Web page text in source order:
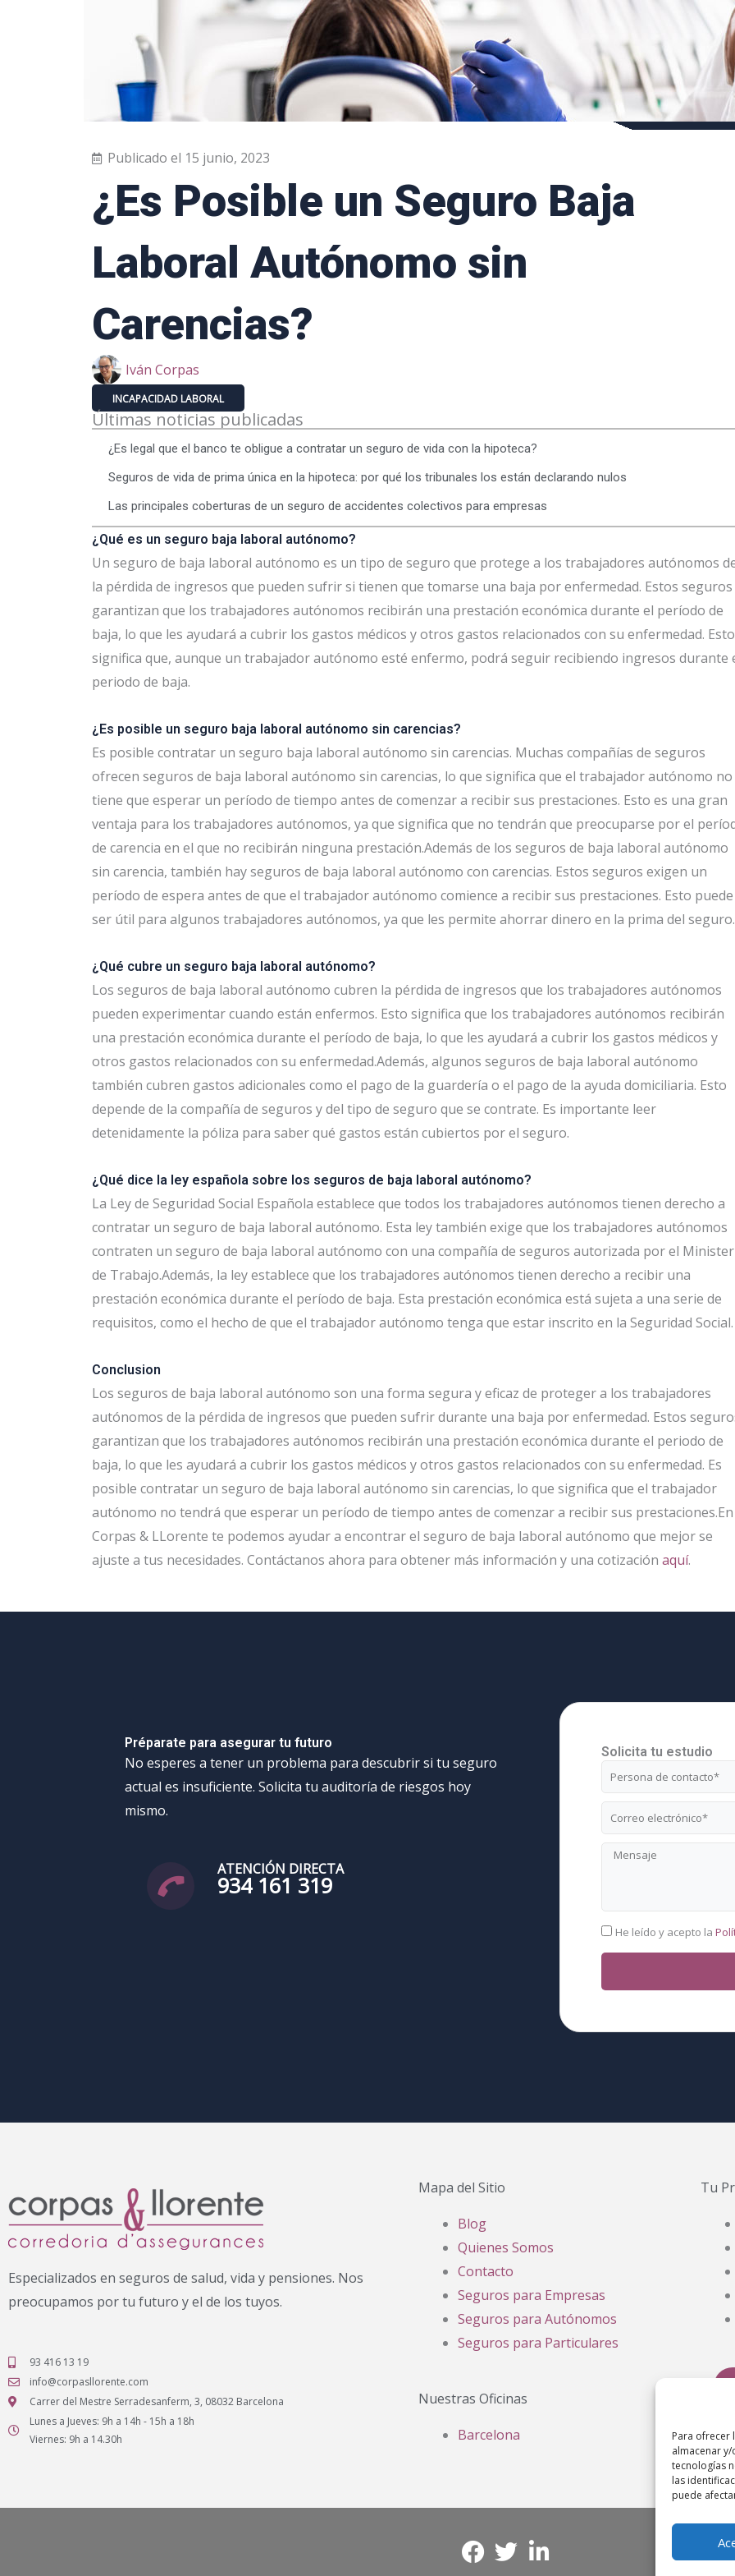
Para ofrecer
almacenar
tecnologías
las
puede
Publicado el 15 junio, 2023
¿Es Posible un Seguro Baja
Laboral Autónomo sin
Carencias?
Iván Corpas
INCAPACIDAD LABORAL
Últimas noticias publicadas
¿Es legal que el banco te obligue a contratar un seguro de vida con la hipoteca?
Seguros de vida de prima única en la hipoteca: por qué los tribunales los están declarando nulos
Las principales coberturas de un seguro de accidentes colectivos para empresas
¿Qué es un seguro baja laboral autónomo?
Un seguro de baja laboral autónomo es un tipo de seguro que protege a los trabajadores autónomos
la pérdida de ingresos que pueden sufrir si tienen que tomarse una baja por enfermedad. Estos seguros
garantizan que los trabajadores autónomos recibirán una prestación económica durante el período de
baja, lo que les ayudará a cubrir los gastos médicos y otros gastos relacionados con su enfermedad. Esto
significa que, aunque un trabajador autónomo esté enfermo, podrá seguir recibiendo ingresos durante
periodo de baja.
¿Es posible un seguro baja laboral autónomo sin carencias?
Es posible contratar un seguro baja laboral autónomo sin carencias. Muchas compañías de seguros
ofrecen seguros de baja laboral autónomo sin carencias, lo que significa que el trabajador autónomo no
tiene que esperar un período de tiempo antes de comenzar a recibir sus prestaciones. Esto es una gran
ventaja para los trabajadores autónomos, ya que significa que no tendrán que preocuparse por el
de carencia en el que no recibirán ninguna prestación.Además de los seguros de baja laboral autónomo
sin carencia, también hay seguros de baja laboral autónomo con carencias. Estos seguros exigen un
período de espera antes de que el trabajador autónomo comience a recibir sus prestaciones. Esto puede
ser útil para algunos trabajadores autónomos, ya que les permite ahorrar dinero en la prima del seguro.
¿Qué cubre un seguro baja laboral autónomo?
Los seguros de baja laboral autónomo cubren la pérdida de ingresos que los trabajadores autónomos
pueden experimentar cuando están enfermos. Esto significa que los trabajadores autónomos recibirán
una prestación económica durante el período de baja, lo que les ayudará a cubrir los gastos médicos y
otros gastos relacionados con su enfermedad.Además, algunos seguros de baja laboral autónomo
también cubren gastos adicionales como el pago de la guardería o el pago de la ayuda domiciliaria. Esto
depende de la compañía de seguros y del tipo de seguro que se contrate. Es importante leer
detenidamente la póliza para saber qué gastos están cubiertos por el seguro.
¿Qué dice la ley española sobre los seguros de baja laboral autónomo?
La Ley de Seguridad Social Española establece que todos los trabajadores autónomos tienen derecho a
contratar un seguro de baja laboral autónomo. Esta ley también exige que los trabajadores autónomos
contraten un seguro de baja laboral autónomo con una compañía de seguros autorizada por el
de Trabajo.Además, la ley establece que los trabajadores autónomos tienen derecho a recibir una
prestación económica durante el período de baja. Esta prestación económica está sujeta a una serie de
requisitos, como el hecho de que el trabajador autónomo tenga que estar inscrito en la Seguridad Social.
Conclusion
Los seguros de baja laboral autónomo son una forma segura y eficaz de proteger a los trabajadores
autónomos de la pérdida de ingresos que pueden sufrir durante una baja por enfermedad. Estos
garantizan que los trabajadores autónomos recibirán una prestación económica durante el periodo de
baja, lo que les ayudará a cubrir los gastos médicos y otros gastos relacionados con su enfermedad. Es
posible contratar un seguro de baja laboral autónomo sin carencias, lo que significa que el trabajador
autónomo no tendrá que esperar un período de tiempo antes de comenzar a recibir sus prestaciones.En
Corpas & LLorente te podemos ayudar a encontrar el seguro de baja laboral autónomo que mejor se
ajuste a tus necesidades. Contáctanos ahora para obtener más información y una cotización aquí.
Préparate para asegurar tu futuro
No esperes a tener un problema para descubrir si tu seguro
actual es insuficiente. Solicita tu auditoría de riesgos hoy
mismo.
ATENCIÓN DIRECTA
934 161 319
Solicita tu estudio
Nombre
Correo
electrónico
Mensaje
RGPD
He leído y acepto la
Especializados en seguros de salud, vida y pensiones. Nos
preocupamos por tu futuro y el de los tuyos.
93 416 13 19
info@corpasllorente.com
Carrer del Mestre Serradesanferm, 3, 08032 Barcelona
Lunes a Jueves: 9h a 14h - 15h a 18h
Viernes: 9h a 14.30h
Mapa del Sitio
Blog
Quienes Somos
Contacto
Seguros para Empresas
Seguros para Autónomos
Seguros para Particulares
Nuestras Oficinas
Barcelona
Tu